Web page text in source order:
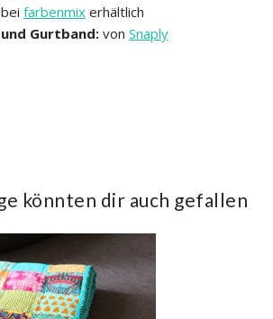
farbenmix erhältlich
Gurtband: von Snaply
könnten dir auch gefallen